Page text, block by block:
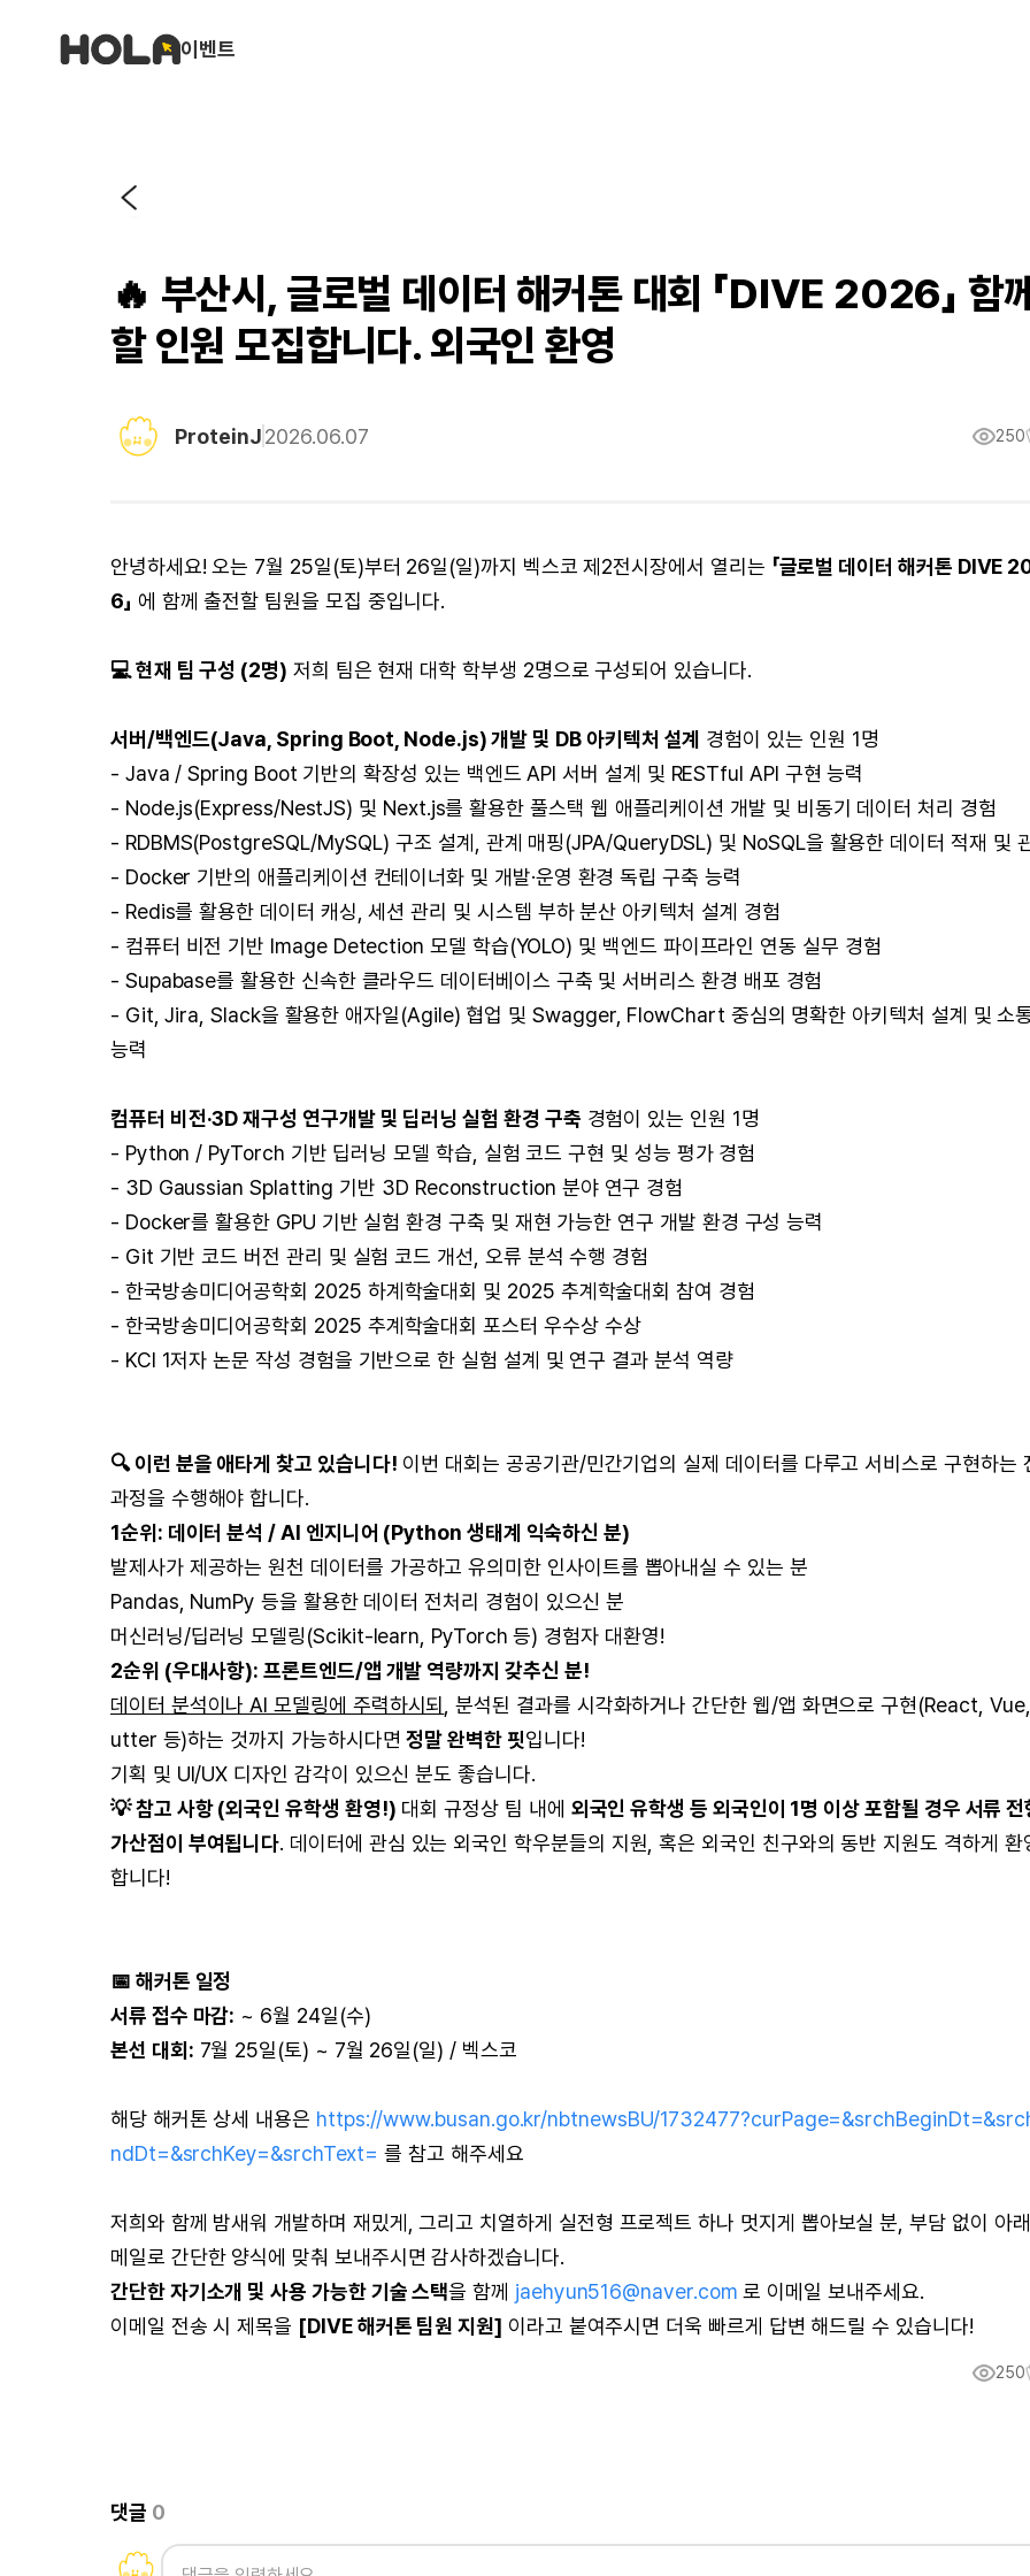
이벤트
🔥 부산시, 글로벌 데이터 해커톤 대회 「DIVE 2026」 함
할 인원 모집합니다. 외국인 환영
ProteinJ2026.06.07 250
안녕하세요! 오는 7월 25일(토)부터 26일(일)까지 벡스코 제2전시장에서 열리는 「글로벌 데이터 해커톤 DIVE
6」 에 함께 출전할 팀원을 모집 중입니다.
💻 현재 팀 구성 (2명) 저희 팀은 현재 대학 학부생 2명으로 구성되어 있습니다.
서버/백엔드(Java, Spring Boot, Node.js) 개발 및 DB 아키텍처 설계 경험이 있는 인원 1명
- Java / Spring Boot 기반의 확장성 있는 백엔드 API 서버 설계 및 RESTful API 구현 능력
- Node.js(Express/NestJS) 및 Next.js를 활용한 풀스택 웹 애플리케이션 개발 및 비동기 데이터 처리 경험
- RDBMS(PostgreSQL/MySQL) 구조 설계, 관계 매핑(JPA/QueryDSL) 및 NoSQL을 활용한 데이터 적재 및
- Docker 기반의 애플리케이션 컨테이너화 및 개발·운영 환경 독립 구축 능력
- Redis를 활용한 데이터 캐싱, 세션 관리 및 시스템 부하 분산 아키텍처 설계 경험
- 컴퓨터 비전 기반 Image Detection 모델 학습(YOLO) 및 백엔드 파이프라인 연동 실무 경험
- Supabase를 활용한 신속한 클라우드 데이터베이스 구축 및 서버리스 환경 배포 경험
- Git, Jira, Slack을 활용한 애자일(Agile) 협업 및 Swagger, FlowChart 중심의 명확한 아키텍처 설계 및 소
능력
컴퓨터 비전·3D 재구성 연구개발 및 딥러닝 실험 환경 구축 경험이 있는 인원 1명
- Python / PyTorch 기반 딥러닝 모델 학습, 실험 코드 구현 및 성능 평가 경험
- 3D Gaussian Splatting 기반 3D Reconstruction 분야 연구 경험
- Docker를 활용한 GPU 기반 실험 환경 구축 및 재현 가능한 연구 개발 환경 구성 능력
- Git 기반 코드 버전 관리 및 실험 코드 개선, 오류 분석 수행 경험
- 한국방송미디어공학회 2025 하계학술대회 및 2025 추계학술대회 참여 경험
- 한국방송미디어공학회 2025 추계학술대회 포스터 우수상 수상
- KCI 1저자 논문 작성 경험을 기반으로 한 실험 설계 및 연구 결과 분석 역량
🔍 이런 분을 애타게 찾고 있습니다! 이번 대회는 공공기관/민간기업의 실제 데이터를 다루고 서비스로 구현하는
과정을 수행해야 합니다.
1순위: 데이터 분석 / AI 엔지니어 (Python 생태계 익숙하신 분)
발제사가 제공하는 원천 데이터를 가공하고 유의미한 인사이트를 뽑아내실 수 있는 분
Pandas, NumPy 등을 활용한 데이터 전처리 경험이 있으신 분
머신러닝/딥러닝 모델링(Scikit-learn, PyTorch 등) 경험자 대환영!
2순위 (우대사항): 프론트엔드/앱 개발 역량까지 갖추신 분!
데이터 분석이나 AI 모델링에 주력하시되
, 분석된 결과를 시각화하거나 간단한 웹/앱 화면으로 구현(React,
utter 등)하는 것까지 가능하시다면정말 완벽한 핏입니다!
기획 및 UI/UX 디자인 감각이 있으신 분도 좋습니다.
💡 참고 사항 (외국인 유학생 환영!) 대회 규정상 팀 내에 외국인 유학생 등 외국인이 1명 이상 포함될 경우 서류 전
가산점이 부여됩니다. 데이터에 관심 있는 외국인 학우분들의 지원, 혹은 외국인 친구와의 동반 지원도 격하게 환
합니다!
📅 해커톤 일정
서류 접수 마감: ~ 6월 24일(수)
본선 대회: 7월 25일(토) ~ 7월 26일(일) / 벡스코
해당 해커톤 상세 내용은 https://www.busan.go.kr/nbtnewsBU/
ndDt=&srchKey=&srchText= 를 참고 해주세요
저희와 함께 밤새워 개발하며 재밌게, 그리고 치열하게 실전형 프로젝트 하나 멋지게 뽑아보실 분, 부담 없이 아
메일로 간단한 양식에 맞춰 보내주시면 감사하겠습니다.
간단한 자기소개 및 사용 가능한 기술 스택을 함께 jaehyun516@naver.com 로 이메일 보내주세요.
이메일 전송 시 제목을 [DIVE 해커톤 팀원 지원] 이라고 붙여주시면 더욱 빠르게 답변 해드릴 수 있습니다!
250
댓글 0